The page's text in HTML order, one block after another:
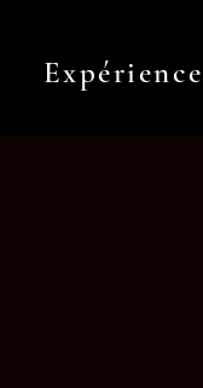
Expérience